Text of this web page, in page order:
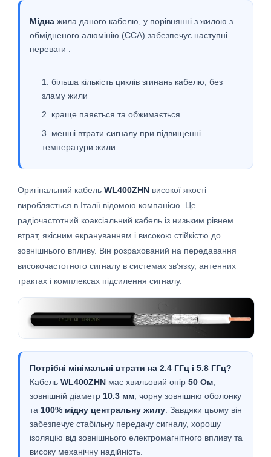
Мідна жила даного кабелю, у порівнянні з жилою з
обмідненого алюмінію (CCA) забезпечує наступні
переваги :
більша кількість циклів згинань кабелю, без
зламу жили
краще паяється та обжимається
менші втрати сигналу при підвищенні
температури жили
Оригінальний кабель WL400ZHN високої якості
виробляється в Італії відомою компанією. Це
радіочастотний коаксіальний кабель із низьким рівнем
втрат, якісним екрануванням і високою стійкістю до
зовнішнього впливу. Він розрахований на передавання
високочастотного сигналу в системах зв’язку, антенних
трактах і комплексах підсилення сигналу.
Потрібні мінімальні втрати на 2.4 ГГц і 5.8 ГГц?
Кабель WL400ZHN має хвильовий опір 50 Ом
зовнішній діаметр 10.3 мм , чорну зовнішню оболонку
та 100% мідну центральну жилу . Завдяки цьому він
забезпечує стабільну передачу сигналу, хорошу
ізоляцію від зовнішнього електромагнітного впливу та
високу механічну надійність.